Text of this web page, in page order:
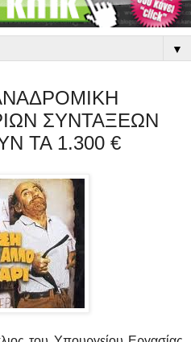
▼
ΣΥΝΤΑΞΕΩΝ
ΤΑ 1.300 €